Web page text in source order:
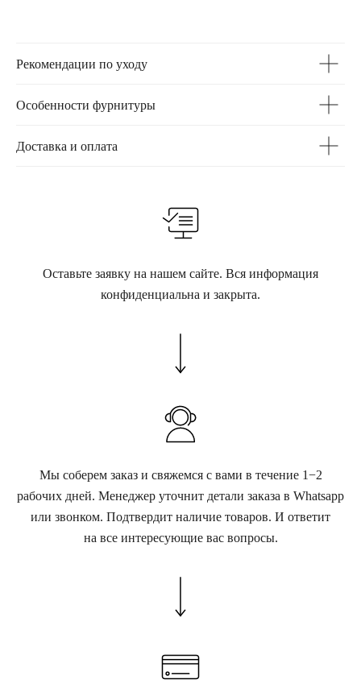
Рекомендации по уходу
Особенности фурнитуры
Доставка и оплата
Оставьте заявку на нашем сайте. Вся информация
конфиденциальна и закрыта.
Мы соберем заказ и свяжемся с вами в течение 1−2
рабочих дней. Менеджер уточнит детали заказа в Whatsapp
или звонком. Подтвердит наличие товаров. И ответит
на все интересующие вас вопросы.